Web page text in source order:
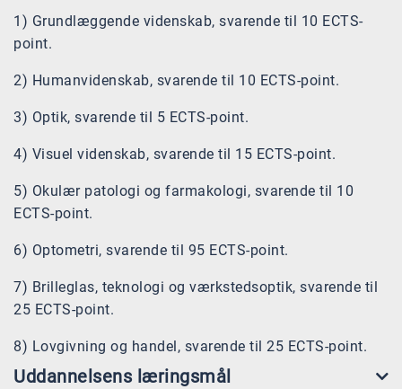
1) Grundlæggende videnskab, svarende til 10 ECTS-
point.
2) Humanvidenskab, svarende til 10 ECTS-point.
3) Optik, svarende til 5 ECTS-point.
4) Visuel videnskab, svarende til 15 ECTS-point.
5) Okulær patologi og farmakologi, svarende til 10
ECTS-point.
6) Optometri, svarende til 95 ECTS-point.
7) Brilleglas, teknologi og værkstedsoptik, svarende til
25 ECTS-point.
8) Lovgivning og handel, svarende til 25 ECTS-point.
Uddannelsens læringsmål